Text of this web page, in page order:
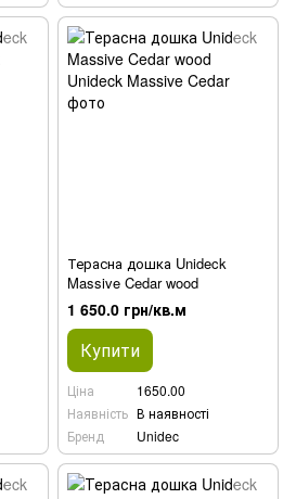
Терасна дошка Unideck
Massive Cedar wood
1 650.0 грн/кв.м
Купити
Ціна
1650.00
Наявність В наявності
Бренд
Unidec